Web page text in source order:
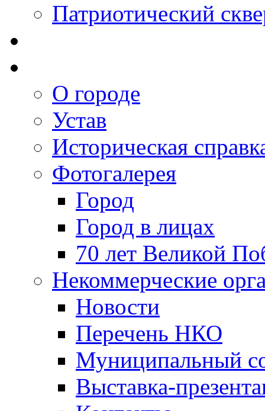
Патриотический
О городе
Устав
Историческая
Фотогалерея
Город
Город в лицах
70 лет Великой
Некоммерческие
Новости
Перечень НКО
Муниципальный
Выставка-